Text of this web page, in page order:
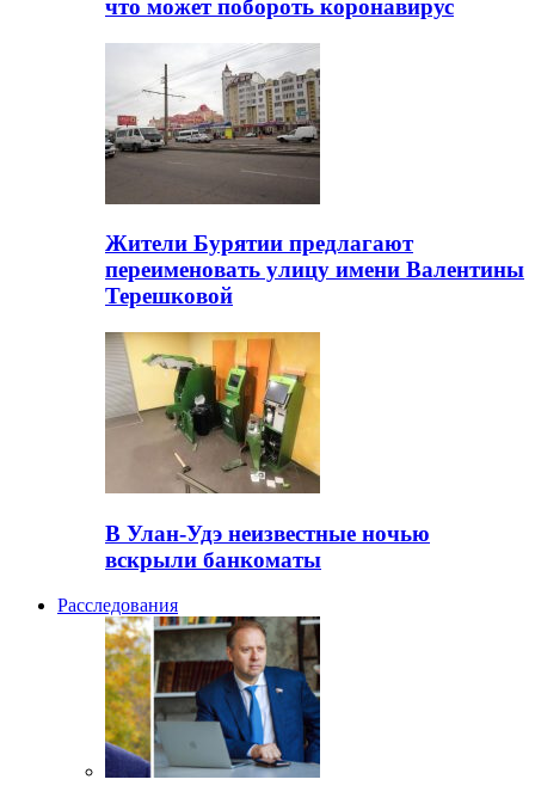
что может побороть коронавирус
Жители Бурятии предлагают
переименовать улицу имени Валентины
Терешковой
В Улан-Удэ неизвестные ночью
вскрыли банкоматы
Расследования